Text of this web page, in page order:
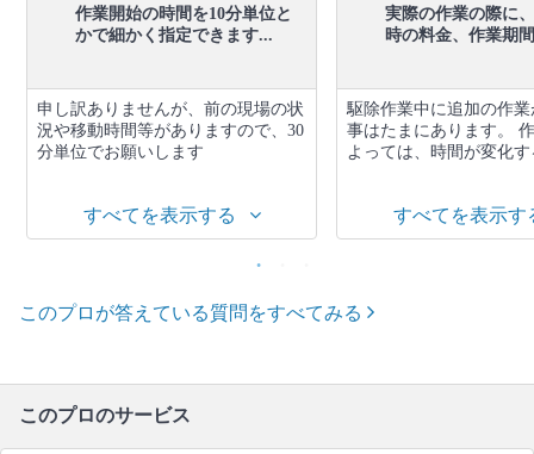
作業開始の時間を10分単位と
かで細かく指定できます...
申し訳ありませんが、前の現場の状
況や移動時間等がありますので、30
分単位でお願いします
すべてを表示する
実際の作業の際に
時の料金、作業期
駆除作業中に追加の作
事はたまにあります。
よっては、時間が変化
すべてを表示す
このプロが答えている質問をすべてみる
このプロのサービス